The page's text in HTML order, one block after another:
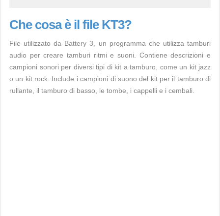
Che cosa è il file KT3?
File utilizzato da Battery 3, un programma che utilizza tamburi
audio per creare tamburi ritmi e suoni. Contiene descrizioni e
campioni sonori per diversi tipi di kit a tamburo, come un kit jazz
o un kit rock. Include i campioni di suono del kit per il tamburo di
rullante, il tamburo di basso, le tombe, i cappelli e i cembali.